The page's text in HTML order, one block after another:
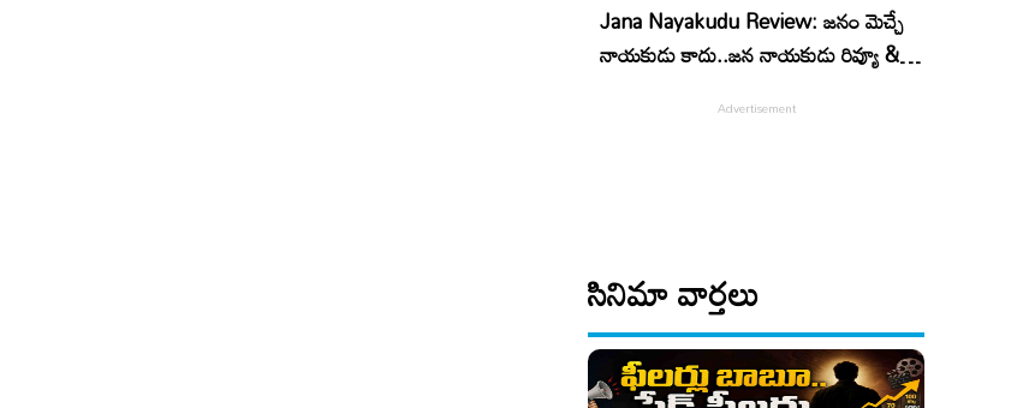
Jana Nayakudu Review: జనం మెచ్చే
నాయకుడు కాదు..జన నాయకుడు రివ్యూ &
సినిమా వార్తలు